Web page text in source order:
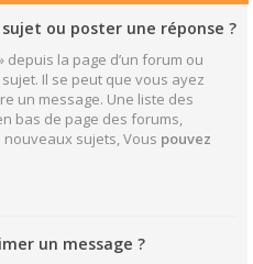
ou poster une réponse ?
la page d’un forum ou
Il se peut que vous ayez
un message. Une liste des
bas de page des forums,
sujets, Vous pouvez
un message ?